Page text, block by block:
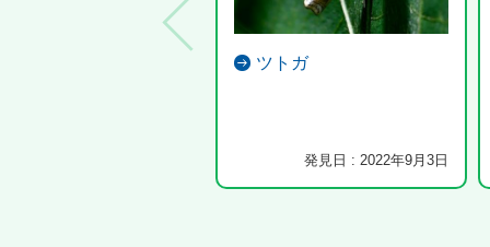
ツトガ
発見日 : 2022年9月3日